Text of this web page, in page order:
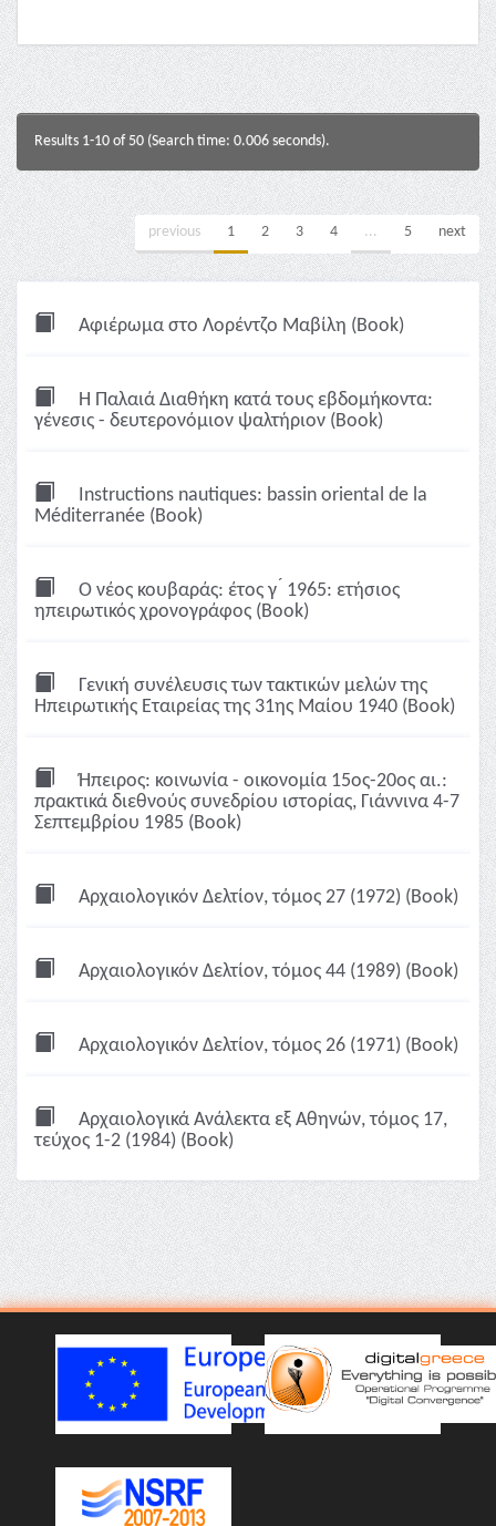
Results 1-10 of 50 (Search time: 0.006 seconds).
previous 1 2 3 4 ... 5 next
Αφιέρωμα στο Λορέντζο Μαβίλη (Book)
Η Παλαιά Διαθήκη κατά τους εβδομήκοντα:
γένεσις - δευτερονόμιον ψαλτήριον (Book)
Instructions nautiques: bassin oriental de la
Méditerranée (Book)
Ο νέος κουβαράς: έτος γ ́ 1965: ετήσιος
ηπειρωτικός χρονογράφος (Book)
Γενική συνέλευσις των τακτικών μελών της
Ηπειρωτικής Εταιρείας της 31ης Μαίου 1940 (Book)
Ήπειρος: κοινωνία - οικονομία 15ος-20ος αι.:
πρακτικά διεθνούς συνεδρίου ιστορίας, Γιάννινα 4-7
Σεπτεμβρίου 1985 (Book)
Αρχαιολογικόν Δελτίον, τόμος 27 (1972) (Book)
Αρχαιολογικόν Δελτίον, τόμος 44 (1989) (Book)
Αρχαιολογικόν Δελτίον, τόμος 26 (1971) (Book)
Αρχαιολογικά Ανάλεκτα εξ Αθηνών, τόμος 17,
τεύχος 1-2 (1984) (Book)